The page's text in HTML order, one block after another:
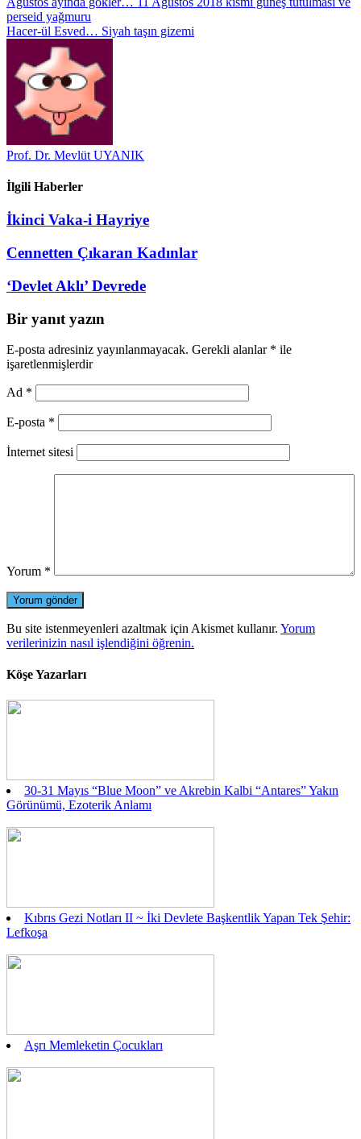
Yazı
gezinmesi
perseid yağmuru
Hacer-ül Esved… Siyah taşın gizemi
Prof. Dr. Mevlüt UYANIK
İlgili Haberler
İkinci Vaka-i Hayriye
Cennetten Çıkaran Kadınlar
‘Devlet Aklı’ Devrede
Bir yanıt yazın
E-posta adresiniz yayınlanmayacak. Gerekli alanlar * ile
işaretlenmişlerdir
Ad *
E-posta *
İnternet sitesi
Yorum *
Bu site istenmeyenleri azaltmak için Akismet kullanır. Yorum
verilerinizin nasıl işlendiğini öğrenin.
Köşe Yazarları
30-31 Mayıs “Blue Moon” ve Akrebin Kalbi “Antares” Yakın
Görünümü, Ezoterik Anlamı
Kıbrıs Gezi Notları II ~ İki Devlete Başkentlik Yapan Tek Şehir:
Lefkoşa
Aşrı Memleketin Çocukları